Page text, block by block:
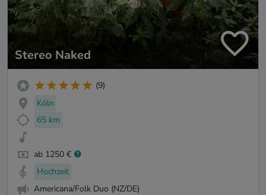
Stereo Naked
(9)
Köln
65 km
ab 1250 €
Hochzeit
Americana/Folk Duo (NZ/DE)